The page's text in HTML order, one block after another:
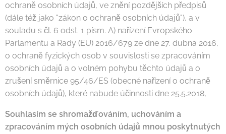
ochraně osobních údajů, ve znění pozdějších předpisů
(dále též jako "zákon o ochraně osobních údajů"), a v
souladu s čl. 6 odst. 1 písm. A) nařízení Evropského
Parlamentu a Rady (EU) 2016/679 ze dne 27. dubna 2016,
o ochraně fyzických osob v souvislosti se zpracováním
osobních údajů a o volném pohybu těchto údajů a o
zrušení směrnice 95/46/ES (obecné nařízení o ochraně
osobních údajů), které nabude účinnosti dne 25.5.2018,
Souhlasím se shromažďováním, uchováním a
zpracováním mých osobních údajů mnou poskytnutých